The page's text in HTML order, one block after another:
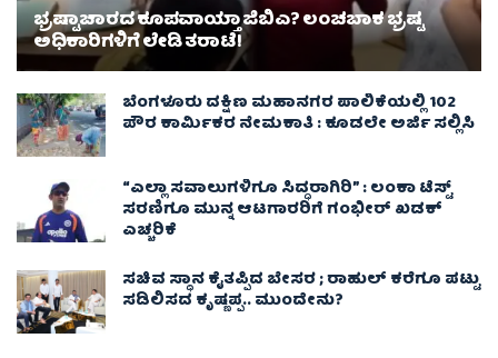
ಭ್ರಷ್ಟಾಚಾರದ ಕೂಪವಾಯ್ತಾ ಜಿಬಿಎ? ಲಂಚಬಾಕ ಭ್ರಷ್ಟ
ಅಧಿಕಾರಿಗಳಿಗೆ ಲೇಡಿ ತರಾಟೆ!
ಬೆಂಗಳೂರು ದಕ್ಷಿಣ ಮಹಾನಗರ ಪಾಲಿಕೆಯಲ್ಲಿ 102
ಪೌರ ಕಾರ್ಮಿಕರ ನೇಮಕಾತಿ : ಕೂಡಲೇ ಅರ್ಜಿ ಸಲ್ಲಿಸಿ
“ಎಲ್ಲಾ ಸವಾಲುಗಳಿಗೂ ಸಿದ್ಧರಾಗಿರಿ” : ಲಂಕಾ ಟೆಸ್ಟ್
ಸರಣಿಗೂ ಮುನ್ನ ಆಟಗಾರರಿಗೆ ಗಂಭೀರ್ ಖಡಕ್
ಎಚ್ಚರಿಕೆ
ಸಚಿವ ಸ್ಥಾನ ಕೈತಪ್ಪಿದ ಬೇಸರ ; ರಾಹುಲ್ ಕರೆಗೂ ಪಟ್ಟು
ಸಡಿಲಿಸದ ಕೃಷ್ಣಪ್ಪ.. ಮುಂದೇನು?